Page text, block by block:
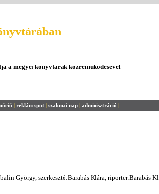
a megyei könyvtárak közreműködésével
| reklám spot | szakmai nap | adminisztráció |
György, szerkesztő:Barabás Klára, riporter:Barabás